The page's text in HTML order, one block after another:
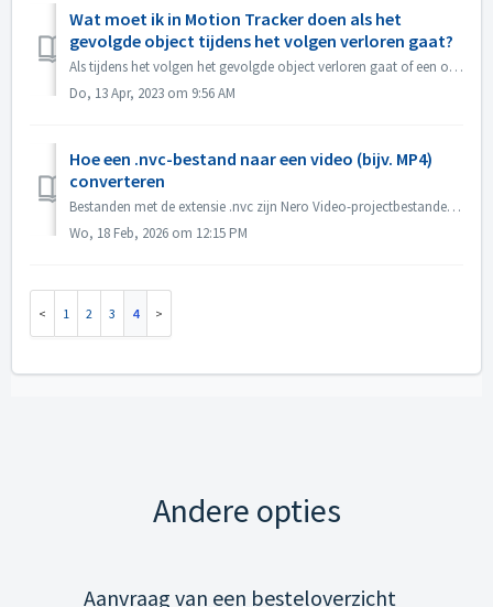
Wat moet ik in Motion Tracker doen als het
gevolgde object tijdens het volgen verloren gaat?
Als tijdens het volgen het gevolgde object verloren gaat of een offset heeft, kunt u "het volgen onmiddellijk stoppen", klik op "Inzoomen&quo...
Do, 13 Apr, 2023 om 9:56 AM
Hoe een .nvc-bestand naar een video (bijv. MP4)
converteren
Bestanden met de extensie .nvc zijn Nero Video-projectbestanden, GEEN voltooide video's. Ze bevatten bewerkingsinstructies en koppelingen naar uw bronme...
Wo, 18 Feb, 2026 om 12:15 PM
1 2 3 4
Andere opties
Aanvraag van een besteloverzicht